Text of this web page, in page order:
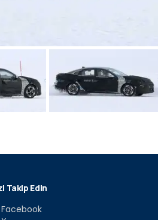
Takip Edin
Facebook